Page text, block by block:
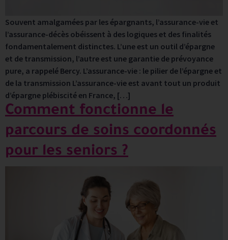
Souvent amalgamées par les épargnants, l’assurance-vie et
l’assurance-décès obéissent à des logiques et des finalités
fondamentalement distinctes. L’une est un outil d’épargne
et de transmission, l’autre est une garantie de prévoyance
pure, a rappelé Bercy. L’assurance-vie : le pilier de l’épargne et
de la transmission L’assurance-vie est avant tout un produit
d’épargne plébiscité en France, […]
Comment fonctionne le
parcours de soins coordonnés
pour les seniors ?